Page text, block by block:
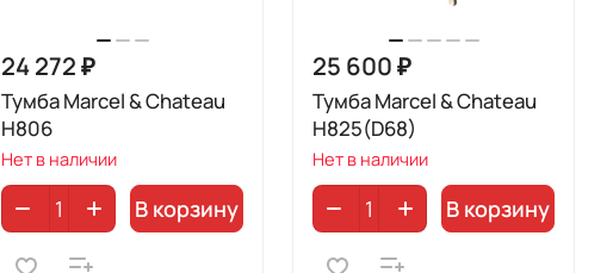
24 272 ₽
Тумба Marcel & Chateau
H806
Нет в наличии
В корзину
25 600 ₽
Тумба Marcel & Chateau
H825(D68)
Нет в наличии
В корзину